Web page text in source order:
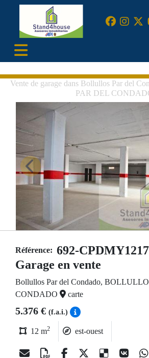
Vente de garage dans Bollullos Par del
PAR DEL
Référence: 692-
Garage en vente
Bollullos Par del Condado,
CONDADO
carte
5.376 € (f.a.i.)
12 m2 est-ouest